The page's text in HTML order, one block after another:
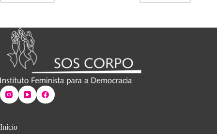
Início